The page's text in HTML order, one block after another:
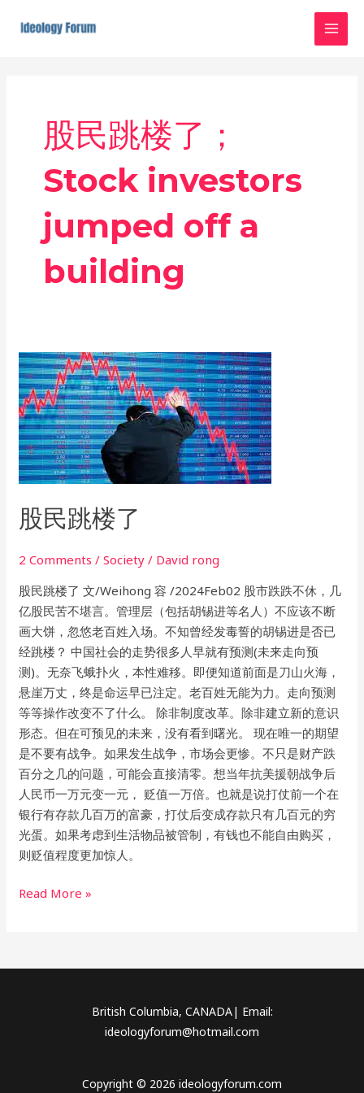
股民跳楼了；
Stock investors
jumped off a
building
股民跳楼了
2 Comments /Society / David rong
股民跳楼了 文/Weihong 容 /2024Feb02 股市跌跌不休，几
亿股民苦不堪言。管理层（包括胡锡进等名人）不应该不断
画大饼，忽悠老百姓入场。不知曾经发毒誓的胡锡进是否已
经跳楼？ 中国社会的走势很多人早就有预测(未来走向预
测)。无奈飞蛾扑火，本性难移。即便知道前面是刀山火海，
悬崖万丈，终是命运早已注定。老百姓无能为力。走向预测
等等操作改变不了什么。 除非制度改革。除非建立新的意识
形态。但在可预见的未来，没有看到曙光。 现在唯一的期望
是不要有战争。如果发生战争，市场会更惨。不只是财产跌
百分之几的问题，可能会直接清零。想当年抗美援朝战争后
人民币一万元变一元， 贬值一万倍。也就是说打仗前一个在
银行有存款几百万的富豪，打仗后变成存款只有几百元的穷
光蛋。如果考虑到生活物品被管制，有钱也不能自由购买，
则贬值程度更加惊人。
股
民
跳
楼
了
Read More »
British Columbia, CANADA| Email:
ideologyforum@hotmail.com
Copyright © 2026 ideologyforum.com